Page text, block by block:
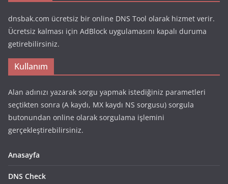
dnsbak.com ücretsiz bir online DNS Tool olarak hizmet verir.
Ücretsiz kalması için AdBlock uygulamasını kapalı duruma
getirebilirsiniz.
Kullanım
Alan adınızı yazarak sorgu yapmak istediğiniz parametleri
seçtikten sonra (A kaydı, MX kaydı NS sorgusu) sorgula
butonundan online olarak sorgulama işlemini
gerçekleştirebilirsiniz.
Anasayfa
DNS Check